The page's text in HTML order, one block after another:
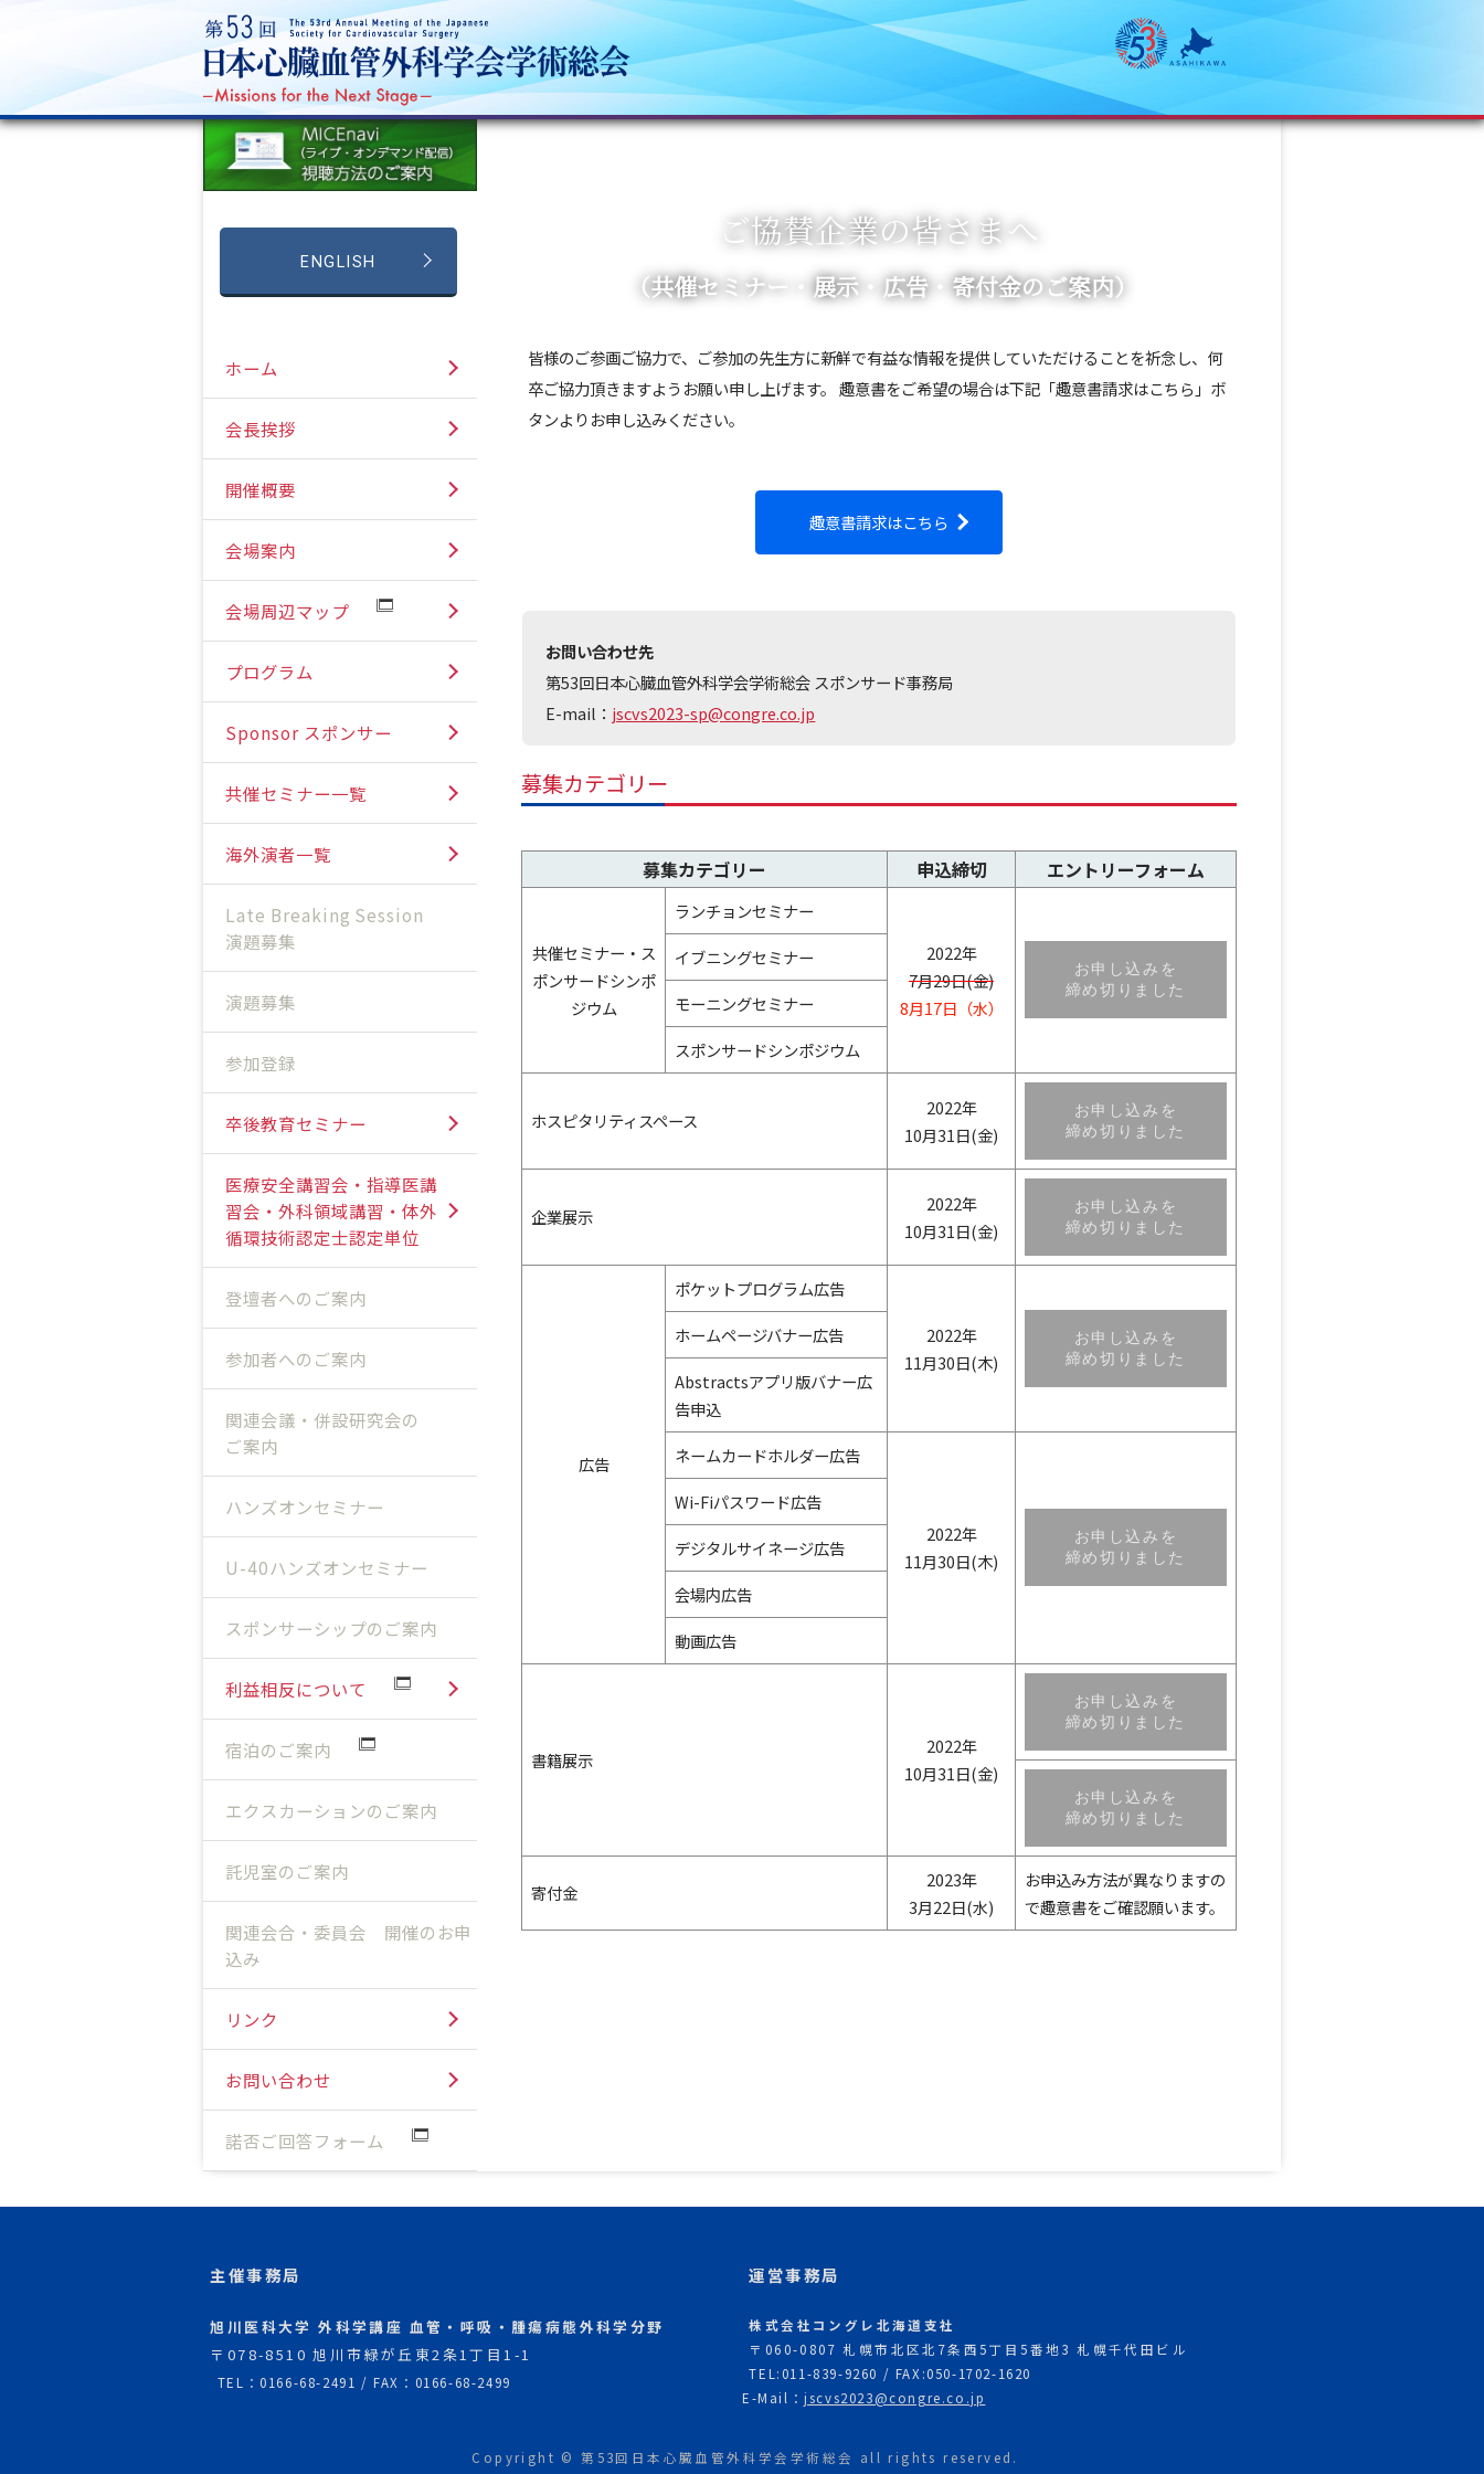
ENGLISH
ホーム
会長挨拶
開催概要
会場案内
会場周辺マップ
プログラム
Sponsor スポンサー
共催セミナー一覧
海外演者一覧
Late Breaking Session
演題募集
演題募集
参加登録
卒後教育セミナー
医療安全講習会・指導医講
習会・外科領域講習・体外
循環技術認定士認定単位
登壇者へのご案内
参加者へのご案内
関連会議・併設研究会の
ご案内
ハンズオンセミナー
U-40ハンズオンセミナー
スポンサーシップのご案内
利益相反について
宿泊のご案内
エクスカーションのご案内
託児室のご案内
関連会合・委員会 開催のお申
込み
リンク
お問い合わせ
諾否ご回答フォーム
ご協賛企業の皆さまへ
（共催セミナー・展示・広告・寄付金のご案内）
皆様のご参画ご協力で、ご参加の先生方に新鮮で有益な情報を提供していただけることを祈念し、何
卒ご協力頂きますようお願い申し上げます。 趣意書をご希望の場合は下記「趣意書請求はこちら」ボ
タンよりお申し込みください。
趣意書請求はこちら
お問い合わせ先
第53回日本心臓血管外科学会学術総会 スポンサード事務局
E-mail： jscvs2023-sp@congre.co.jp
募集カテゴリー
募集カテゴリー 申込締切 エントリーフォーム
共催セミナー・ス
ポンサードシンポ
ジウム
ランチョンセミナー
2022年
7月29日(金)
8月17日（水）
お申し込みを
締め切りました
イブニングセミナー
モーニングセミナー
スポンサードシンポジウム
ホスピタリティスペース
2022年
10月31日(金)
お申し込みを
締め切りました
企業展示
2022年
10月31日(金)
お申し込みを
締め切りました
広告
ポケットプログラム広告
2022年
11月30日(木)
お申し込みを
締め切りました
ホームページバナー広告
Abstractsアプリ版バナー広
告申込
ネームカードホルダー広告
2022年
11月30日(木)
お申し込みを
締め切りました
Wi-Fiパスワード広告
デジタルサイネージ広告
会場内広告
動画広告
書籍展示
2022年
10月31日(金)
お申し込みを
締め切りました
お申し込みを
締め切りました
寄付金
2023年
3月22日(水)
お申込み方法が異なりますの
で趣意書をご確認願います。
主催事務局
旭川医科大学 外科学講座 血管・呼吸・腫瘍病態外科学分野
〒078-8510 旭川市緑が丘東2条1丁目1-1
TEL：0166-68-2491 / FAX：0166-68-2499
運営事務局
株式会社コングレ北海道支社
〒060-0807 札幌市北区北7条西5丁目5番地3 札幌千代田ビル
TEL:011-839-9260 / FAX:050-1702-1620
E-Mail：jscvs2023@congre.co.jp
Copyright © 第53回日本心臓血管外科学会学術総会 all rights reserved.